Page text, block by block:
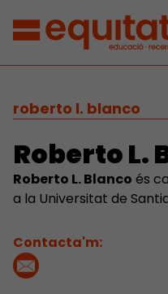
roberto l. blanco
Roberto L.
Roberto L. Blanco és
a la Universitat de
Contacta'm: